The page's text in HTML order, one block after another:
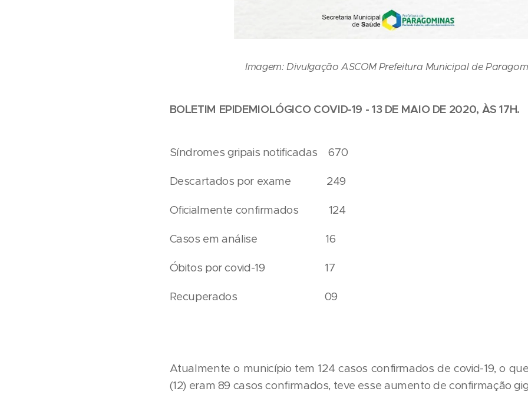
Imagem: Divulgação ASCOM Prefeitura Municipal de
BOLETIM EPIDEMIOLÓGICO COVID-19 - 13 DE MAIO DE 2020, ÀS 17H.
Síndromes gripais notificadas 670
Descartados por exame 249
Oficialmente confirmados 124
Casos em análise 16
Óbitos por covid-19 17
Recuperados 09
Atualmente o município tem 124 casos confirmados de covid-19, o
(12) eram 89 casos confirmados, teve esse aumento de confirmação